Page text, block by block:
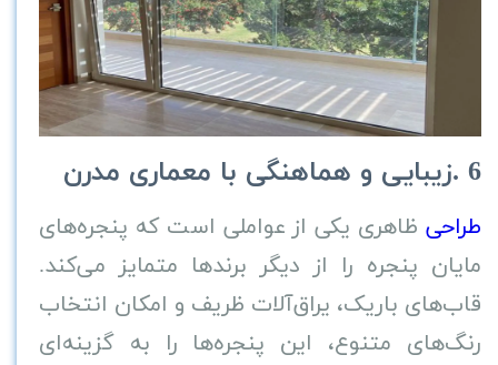
6
.زیبایی و هماهنگی با معماری مدرن
طراحی ظاهری یکی از عواملی است که پنجره‌های
مایان پنجره را از دیگر برندها متمایز می‌کند.
قاب‌های باریک، یراق‌آلات ظریف و امکان انتخاب
رنگ‌های متنوع، این پنجره‌ها را به گزینه‌ای